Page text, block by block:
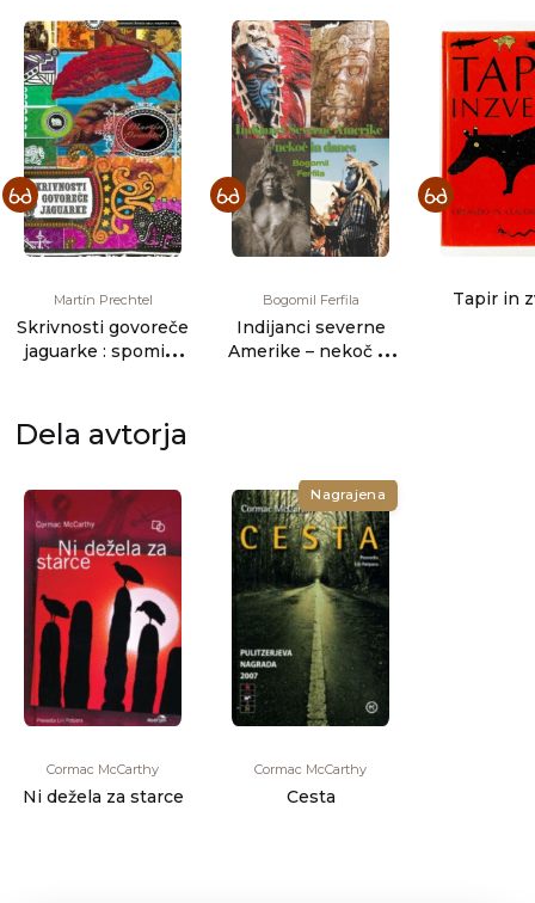
Martín Prechtel
Skrivnosti govoreče
jaguarke : spomini
Bogomil Ferfila
Indijanci severne
Amerike – nekoč in
Tapir in
Dela avtorja
Cormac McCarthy
Ni dežela za starce
Nagrajena
Cormac McCarthy
Cesta